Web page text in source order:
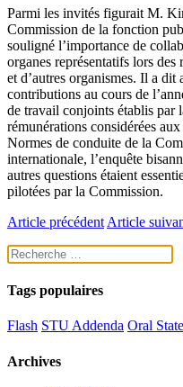
Parmi les invités figurait M.
Commission de la fonction
souligné l’importance de
organes représentatifs lors
et d’autres organismes. Il a
contributions au cours de
de travail conjoints établis par
rémunérations considérées
Normes de conduite de la
internationale, l’enquête
autres questions étaient
pilotées par la Commission.
Article précédent Article
Tags populaires
Flash STU Addenda Oral
Archives